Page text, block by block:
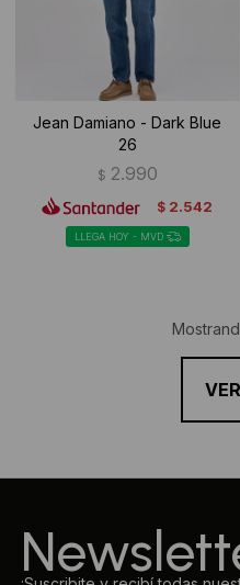
Jean Damiano - Dark Blue
26
$ 2.990
$ 2.542
LLEGA HOY - MVD